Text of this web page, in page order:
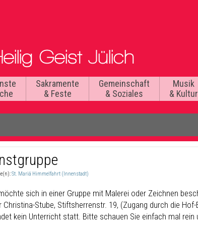
Sakramente
& Feste
Gemeinschaft
& Soziales
Musik
& Kultur
St. Mariä Himmelfahrt (Innenstadt)
sich in einer Gruppe mit Malerei oder Zeichnen
Christina-Stube, Stiftsherrenstr. 19, (Zugang durch die
kein Unterricht statt. Bitte schauen Sie einfach mal rein